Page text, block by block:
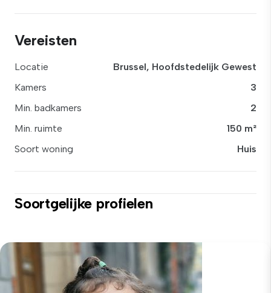
Vereisten
Locatie
Brussel, Hoofdstedelijk Gewest
Kamers
3
Min. badkamers
2
Min. ruimte
150 m²
Soort woning
Huis
Soortgelijke profielen